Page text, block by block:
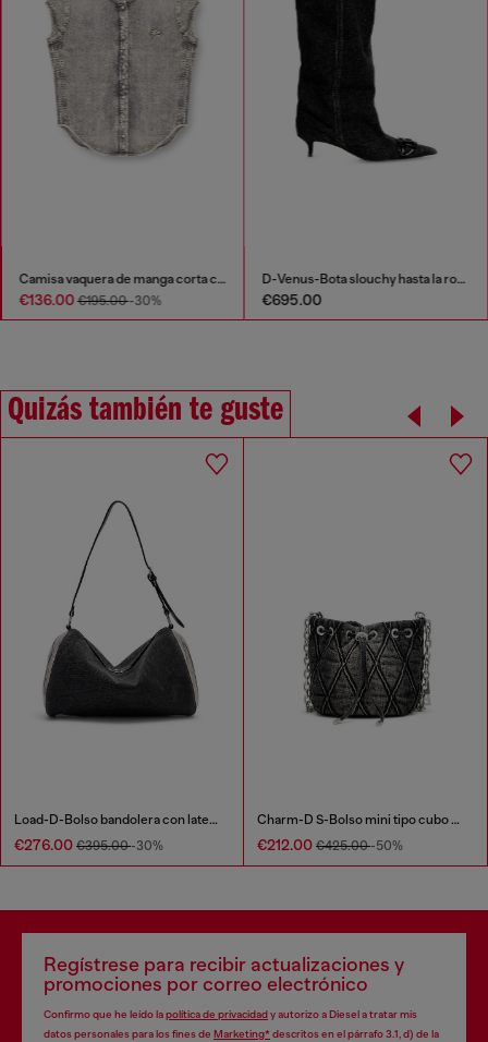
Camisa vaquera de manga corta con rayas deportivas
€136.00€195.00-30%
D-Venus-Bota slouchy hasta la rodilla en denim
€695.00
Quizás también te guste
Load-D-Bolso bandolera con laterales Oval D transparentes
€276.00 €395.00-30%
Charm-D S-Bolso mini tipo cubo en denim acolchado tratado
€212.00 €425.00-50%
Regístrese para recibir actualizaciones y
promociones por correo electrónico
Confirmo que he leído lapolítica de privacidady autorizo a Diesel a tratar mis
datos personales para los fines de Marketing*descritos en el párrafo 3.1, d) de la